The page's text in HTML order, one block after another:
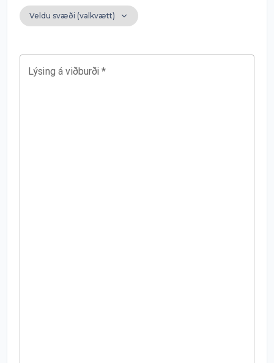
Veldu svæði (valkvætt)
Lýsing á viðburði *